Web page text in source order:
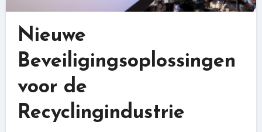
Nieuwe
Beveiligingsoplossingen
voor de
Recyclingindustrie